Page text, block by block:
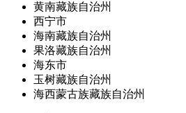
黄南藏族自治州
西宁市
海南藏族自治州
果洛藏族自治州
海东市
玉树藏族自治州
海西蒙古族藏族自治州